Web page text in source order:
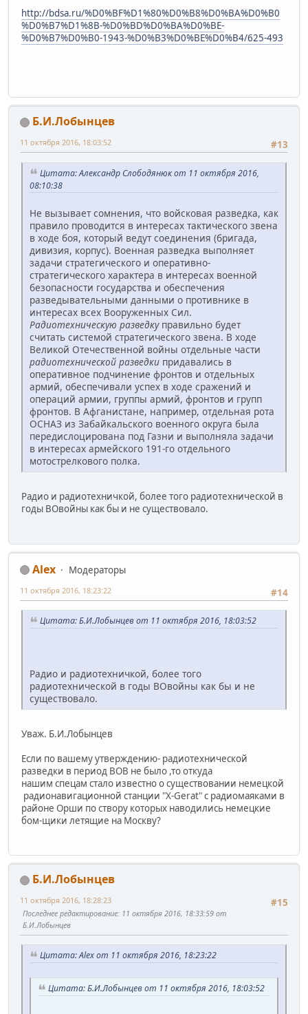
http://bdsa.ru/%D0%BF%D1%80%D0%B8%D0%BA%D0%B0
%D0%B7%D1%8B-%D0%BD%D0%BA%D0%BE-
%D0%B7%D0%B0-1943-%D0%B3%D0%BE%D0%B4/625-493
Б.И.Лобынцев
#13
11 октября 2016, 18:03:52
Цитата: Александр Слободянюк от 11 октября 2016,
08:10:38
Не вызывает сомнения, что войсковая разведка, как
правило проводится в интересах тактического звена
в ходе боя, который ведут соединения (бригада,
дивизия, корпус). Военная разведка выполняет
задачи стратегического и оперативно-
стратегического характера в интересах военной
безопасности государства и обеспечения
разведывательными данными о противнике в
интересах всех Вооруженных Сил.
Радиотехническую разведкуправильно будет
считать системой стратегического звена. В ходе
Великой Отечественной войны отдельные части
радиотехнической разведки придавались в
оперативное подчинение фронтов и отдельных
армий, обеспечивали успех в ходе сражений и
операций армии, группы армий, фронтов и групп
фронтов. В Афганистане, например, отдельная рота
ОСНАЗ из Забайкальского военного округа была
передислоцирована под Газни и выполняла задачи
в интересах армейского 191-го отдельного
мотострелкового полка.
Радио и радиотехничкой, более того радиотехнической в
годы ВОвойны как бы и не существовало.
Alex
Модераторы
#14
11 октября 2016, 18:23:22
Цитата: Б.И.Лобынцев от 11 октября 2016, 18:03:52
Радио и радиотехничкой, более того
радиотехнической в годы ВОвойны как бы и не
существовало.
Уваж. Б.И.Лобынцев
Если по вашему утверждению- радиотехнической
разведки в период ВОВ не было ,то откуда
нашим спецам стало известно о существовании немецкой
радионавигационной станции "X-Gerat" с радиомаяками в
районе Орши по створу которых наводились немецкие
бом-щики летящие на Москву?
Б.И.Лобынцев
#15
11 октября 2016, 18:28:23
Последнее редактирование: 11 октября 2016, 18:33:59 от
Б.И.Лобынцев
Цитата: Alex от 11 октября 2016, 18:23:22
Цитата: Б.И.Лобынцев от 11 октября 2016, 18:03:52